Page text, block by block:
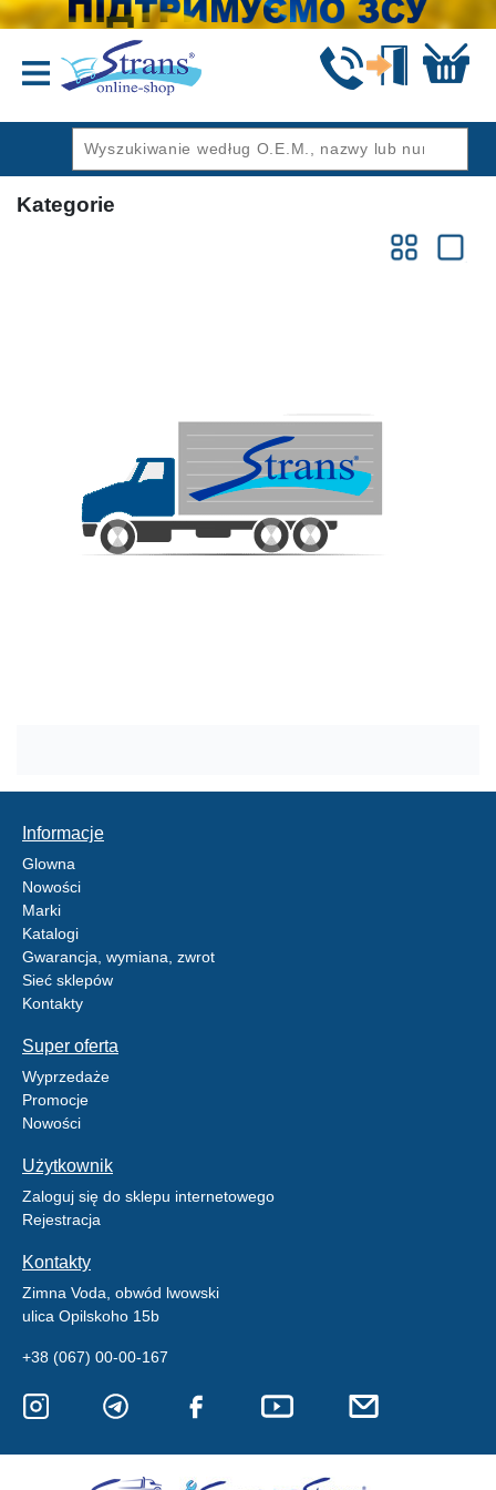
Kategorie
Informacje
Glowna
Nowości
Marki
Katalogi
Gwarancja, wymiana, zwrot
Sieć sklepów
Kontakty
Super oferta
Wyprzedaże
Promocje
Nowości
Użytkownik
Zaloguj się do sklepu internetowego
Rejestracja
Kontakty
Zimna Voda, obwód lwowski
ulica Opilskoho 15b
+38 (067) 00-00-167